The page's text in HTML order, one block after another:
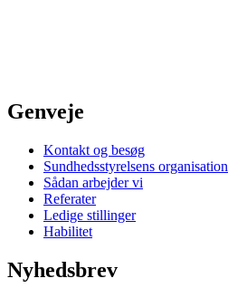
Genveje
Kontakt og besøg
Sundhedsstyrelsens organisation
Sådan arbejder vi
Referater
Ledige stillinger
Habilitet
Nyhedsbrev